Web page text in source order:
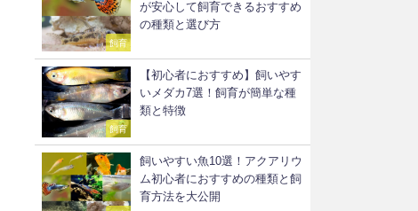
飼育
が安心して飼育できるおすすめ
の種類と選び方
飼育
【初心者におすすめ】飼いやす
いメダカ7選！飼育が簡単な種
類と特徴
飼いやすい魚10選！アクアリウ
ム初心者におすすめの種類と飼
育方法を大公開